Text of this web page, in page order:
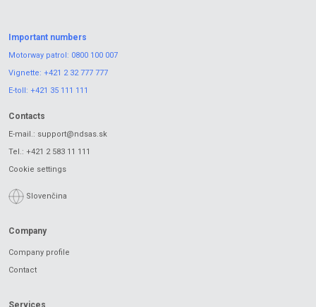
Important numbers
Motorway patrol: 0800 100 007
Vignette: +421 2 32 777 777
E-toll: +421 35 111 111
Contacts
E-mail.: support@ndsas.sk
Tel.: +421 2 583 11 111
Cookie settings
Slovenčina
Company
Company profile
Contact
Services